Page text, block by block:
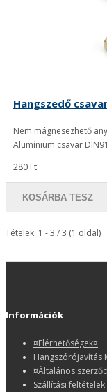
Hangszedő
Nem mágnesezhető
Alumínium csavar
280 Ft
KOSÁRBA TESZ
Tételek: 1 - 3 / 3 (1 oldal)
Információk
¤Elérhetőségek¤
Hangszórójavítás
¤Általános
Szállítási